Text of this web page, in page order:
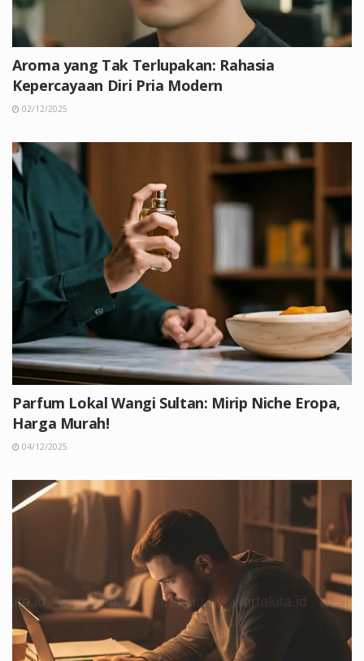
Aroma yang Tak Terlupakan: Rahasia
Kepercayaan Diri Pria Modern
02/12/2025
Parfum Lokal Wangi Sultan: Mirip Niche Eropa,
Harga Murah!
04/12/2025